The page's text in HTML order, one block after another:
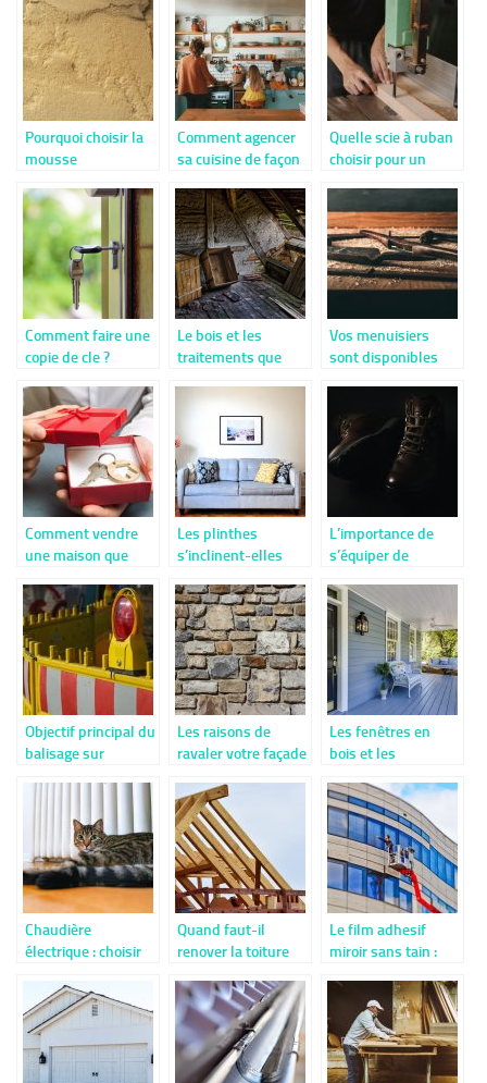
?
Pourquoi choisir la
mousse
son isolation ?
Comment agencer
sa cuisine de façon
Quelle scie à ruban
choisir pour un
Comment faire une
copie de cle ?
Le bois et les
traitements que
apporter
Vos menuisiers
sont disponibles
Comment vendre
une maison que
construire ?
Les plinthes
s’inclinent-elles
légèrement après
leur installation ?
L’importance de
s’équiper de
sécurité lors du
travail du bois
Objectif principal du
balisage sur
Les raisons de
ravaler votre façade
Les fenêtres en
bois et les
sont attribués
Chaudière
électrique : choisir
vos besoins
Quand faut-il
renover la toiture
Le film adhesif
miroir sans tain :